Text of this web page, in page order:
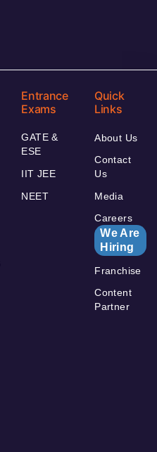
Entrance
Exams
GATE &
ESE
IIT JEE
NEET
Quick
Links
About Us
Contact
Us
Media
Careers
We Are
Hiring
Franchise
Content
Partner